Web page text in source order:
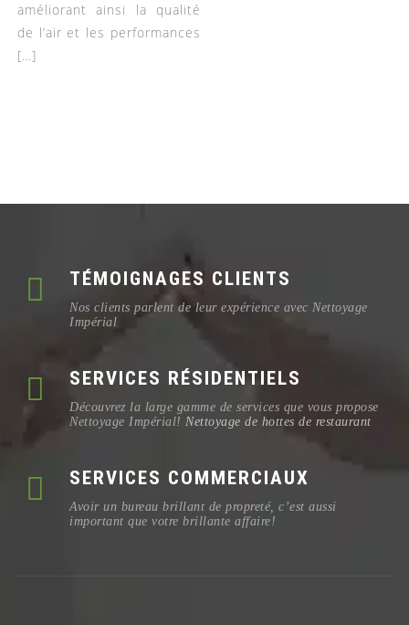
améliorant ainsi la qualité
de l’air et les performances
[…]
TÉMOIGNAGES CLIENTS
Nos clients parlent de leur expérience avec Nettoyage
Impérial
SERVICES RÉSIDENTIELS
Découvrez la large gamme de services que vous propose
Nettoyage Impérial! Nettoyage de hottes de restaurant
SERVICES COMMERCIAUX
Avoir un bureau brillant de propreté, c’est aussi
important que votre brillante affaire!